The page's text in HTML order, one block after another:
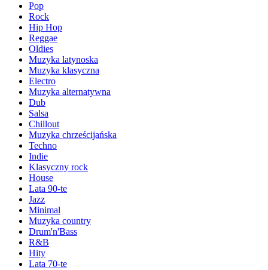
Pop
Rock
Hip Hop
Reggae
Oldies
Muzyka latynoska
Muzyka klasyczna
Electro
Muzyka alternatywna
Dub
Salsa
Chillout
Muzyka chrześcijańska
Techno
Indie
Klasyczny rock
House
Lata 90-te
Jazz
Minimal
Muzyka country
Drum'n'Bass
R&B
Hity
Lata 70-te